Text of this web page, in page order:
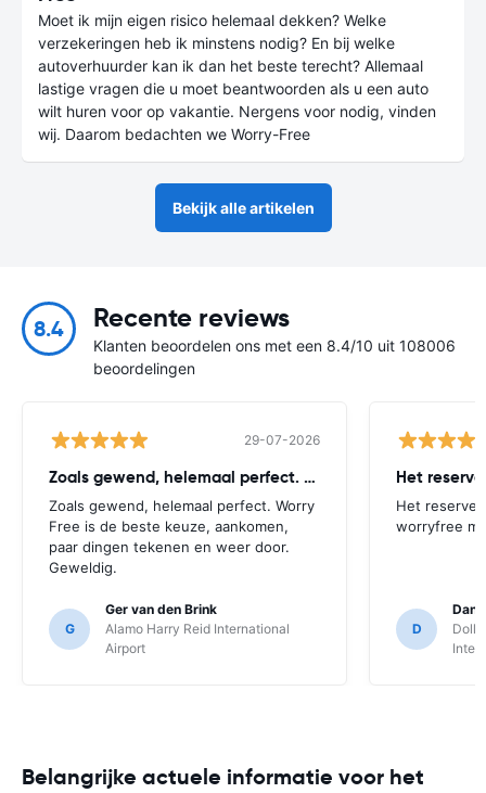
Moet ik mijn eigen risico helemaal dekken? Welke
verzekeringen heb ik minstens nodig? En bij welke
autoverhuurder kan ik dan het beste terecht? Allemaal
lastige vragen die u moet beantwoorden als u een auto
wilt huren voor op vakantie. Nergens voor nodig, vinden
wij. Daarom bedachten we Worry-Free
Bekijk alle artikelen
8.4 Recente reviews
Klanten beoordelen ons met een 8.4/10 uit 108006
beoordelingen
29-07-2026
Zoals gewend, helemaal perfect. Worry
Zoals gewend, helemaal perfect. Worry
Free is de beste keuze, aankomen,
paar dingen tekenen en weer door.
Geweldig.
G
Ger van den Brink
Alamo Harry Reid International
Airport
Het
Het
worryfree
D
Belangrijke actuele informatie voor het